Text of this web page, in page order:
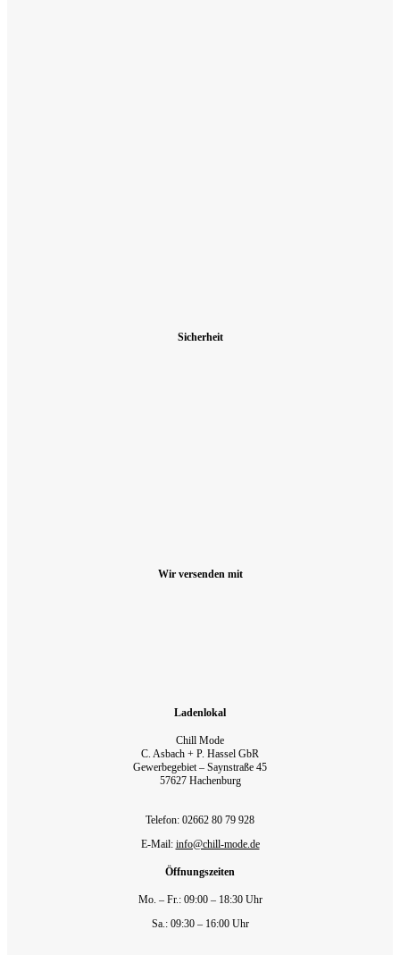
Sicherheit
Wir versenden mit
Ladenlokal
Chill Mode
C. Asbach + P. Hassel GbR
Gewerbegebiet – Saynstraße 45
57627 Hachenburg
Telefon: 02662 80 79 928‬
E-Mail: info@chill-mode.de
Öffnungszeiten
Mo. – Fr.: 09:00 – 18:30 Uhr
Sa.: 09:30 – 16:00 Uhr